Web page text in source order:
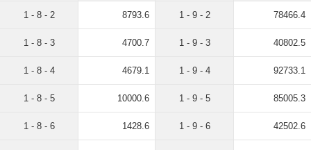
1 - 8 - 2 8793.6
1 - 8 - 3 4700.7
1 - 8 - 4 4679.1
1 - 8 - 5 10000.6
1 - 8 - 6 1428.6
1 - 9 - 2 78466.4
1 - 9 - 3 40802.5
1 - 9 - 4 92733.1
1 - 9 - 5 85005.3
1 - 9 - 6 42502.6